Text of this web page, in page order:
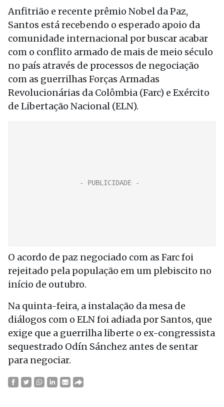
Anfitrião e recente prêmio Nobel da Paz,
Santos está recebendo o esperado apoio da
comunidade internacional por buscar acabar
com o conflito armado de mais de meio século
no país através de processos de negociação
com as guerrilhas Forças Armadas
Revolucionárias da Colômbia (Farc) e Exército
de Libertação Nacional (ELN).
O acordo de paz negociado com as Farc foi
rejeitado pela população em um plebiscito no
início de outubro.
Na quinta-feira, a instalação da mesa de
diálogos com o ELN foi adiada por Santos, que
exige que a guerrilha liberte o ex-congressista
sequestrado Odín Sánchez antes de sentar
para negociar.